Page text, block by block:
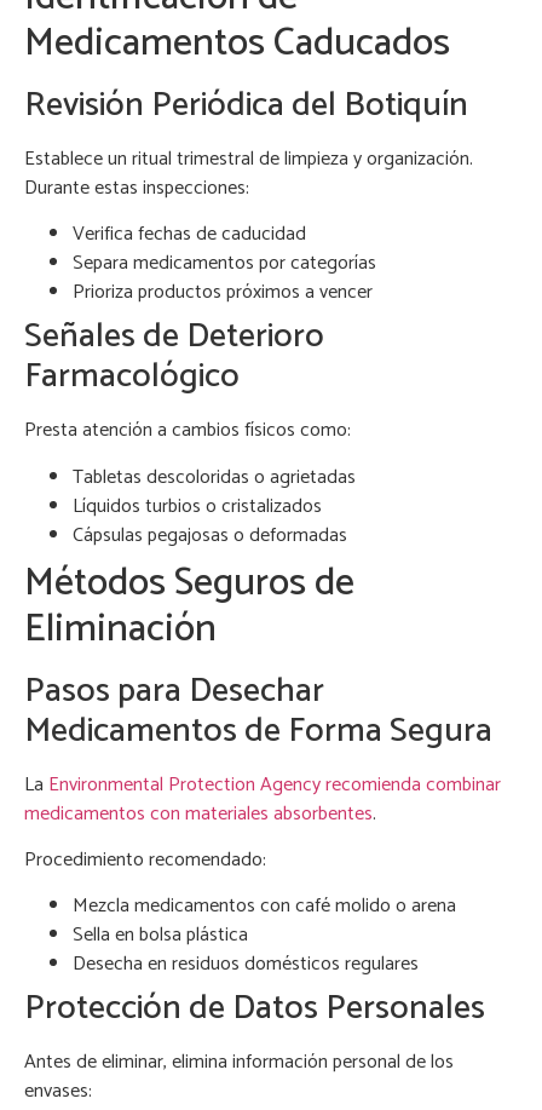
Medicamentos Caducados
Revisión Periódica del Botiquín
Establece un ritual trimestral de limpieza y organización.
Durante estas inspecciones:
Verifica fechas de caducidad
Separa medicamentos por categorías
Prioriza productos próximos a vencer
Señales de Deterioro
Farmacológico
Presta atención a cambios físicos como:
Tabletas descoloridas o agrietadas
Líquidos turbios o cristalizados
Cápsulas pegajosas o deformadas
Métodos Seguros de
Eliminación
Pasos para Desechar
Medicamentos de Forma Segura
La Environmental Protection Agency recomienda combinar
medicamentos con materiales absorbentes.
Procedimiento recomendado:
Mezcla medicamentos con café molido o arena
Sella en bolsa plástica
Desecha en residuos domésticos regulares
Protección de Datos Personales
Antes de eliminar, elimina información personal de los
envases: